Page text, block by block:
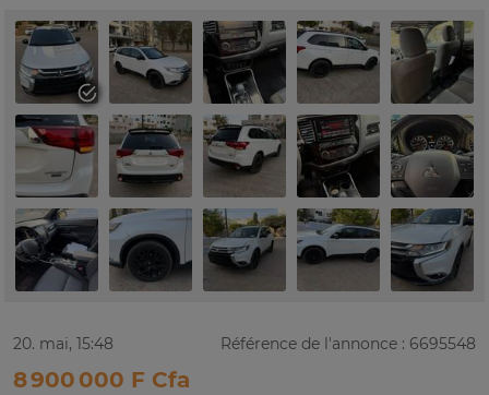
20. mai, 15:48 Référence de l'annonce : 6695548
8 900 000 F Cfa